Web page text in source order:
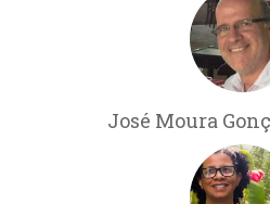
José Moura